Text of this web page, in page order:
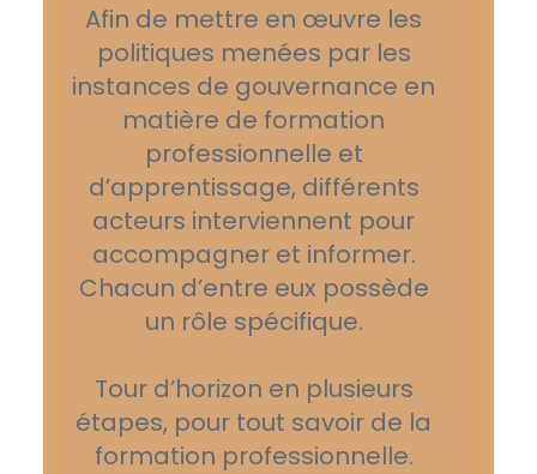
Afin de mettre en œuvre les
politiques menées par les
instances de gouvernance en
matière de formation
professionnelle et
d’apprentissage, différents
acteurs interviennent pour
accompagner et informer.
Chacun d’entre eux possède
un rôle spécifique.
Tour d’horizon en plusieurs
étapes, pour tout savoir de la
formation professionnelle.